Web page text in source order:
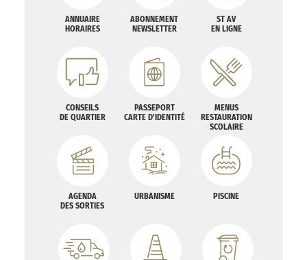
ANNUAIRE
HORAIRES
ABONNEMENT
NEWSLETTER
ST AV
EN LIGNE
CONSEILS
DE QUARTIER
PASSEPORT
CARTE D'IDENTITÉ
MENUS
RESTAURATION
SCOLAIRE
AGENDA
DES SORTIES
URBANISME PISCINE